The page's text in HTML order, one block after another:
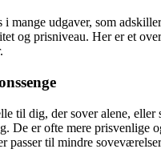
i mange udgaver, som
og prisniveau. Her er et
til dig, der sover alene, eller
De er ofte mere prisvenlige
passer til mindre